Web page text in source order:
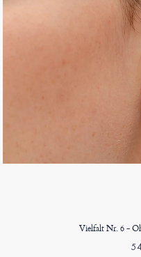
Vielfalt Nr. 6 -